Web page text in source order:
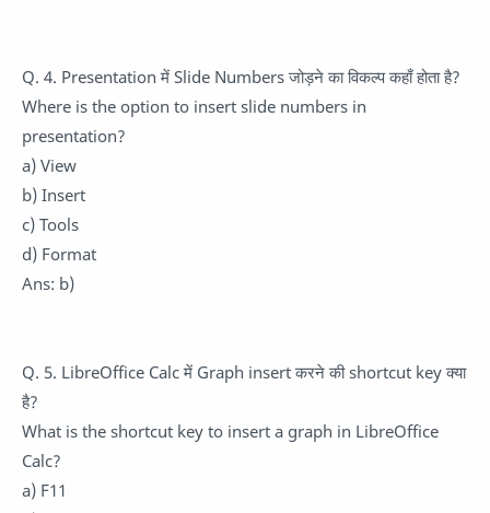
Q. 4. Presentation में Slide Numbers जोड़ने का विकल्प कहाँ होता है?
Where is the option to insert slide numbers in
presentation?
a) View
b) Insert
c) Tools
d) Format
Ans: b)
Q. 5. LibreOffice Calc में Graph insert करने की shortcut key क्या
है?
What is the shortcut key to insert a graph in LibreOffice
Calc?
a) F11